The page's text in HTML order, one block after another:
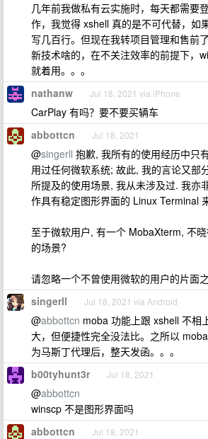
几年前我做私有云实施时，每天都需要
作，我觉得 xshell 真的是不可代替，如
写几百行。但现在我转项目管理和售前
新技术啥的，在不关注效率的前提下，
就着用。。。
nathanw Jul 18, 2021 via iPhone
CarPlay 有吗？要不要买辆车
abbottcn Jul 18, 2021
@singerll 抱歉, 我所有的使用经历中只
用过任何微软系统; 故此, 我的言论又部
所提及的使用场景, 我从未涉及过. 我亦
作具有稳定图形界面的 Linux Terminal
至于微软用户, 有一个 MobaXterm, 不
的场景?
请忽略一个不曾使用微软的用户的片面
singerll Jul 18, 2021 via Android
@abbottcn moba 功能上跟 xshell 不相
大，但便捷性完全没法比。之所以
为马斯丁代理后，整天发函。。。
b00tyhunt3r Jul 18, 2021
@abbottcn
winscp 不是图形界面吗
abbottcn Jul 18, 2021